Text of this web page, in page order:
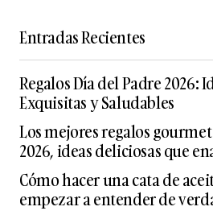
Entradas Recientes
Regalos Día del Padre 2026:
Exquisitas y Saludables
Los mejores regalos
2026, ideas deliciosas que
Cómo hacer una cata de
empezar a entender de